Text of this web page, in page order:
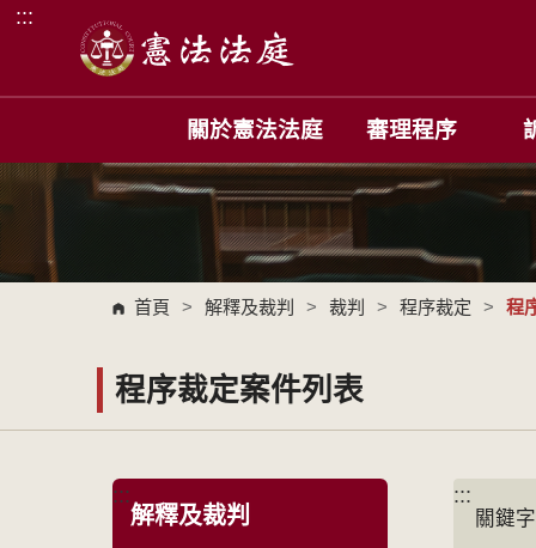
跳到主要內容區塊
:::
關於憲法法庭 審理程序
首頁 > 解釋及裁判 > 裁判 > 程序裁定 > 程
程序裁定案件列表
:::
解釋及裁判
:::
關鍵